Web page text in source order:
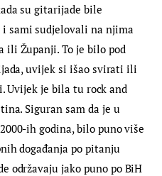
su gitarijade bile
i sami sudjelovali na njima
ili Županji. To je bilo pod
uvijek si išao svirati ili
Uvijek je bila tu rock and
Siguran sam da je u
ih godina, bilo puno više
događanja po pitanju
održavaju jako puno po BiH